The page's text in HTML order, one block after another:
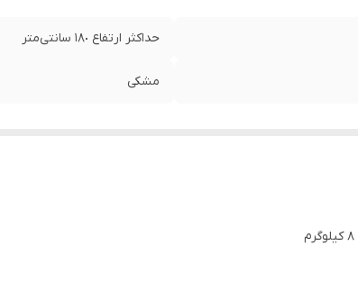
حداکثر ارتفاع ١٨٠ سانتی‌متر
مشکی